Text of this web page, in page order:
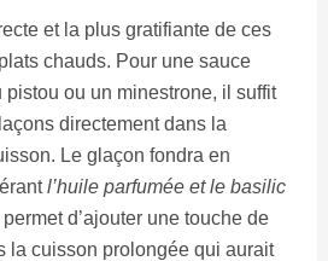
et la plus gratifiante de ces
chauds. Pour une sauce
ou un minestrone, il suffit
directement dans la
Le glaçon fondra en
l’huile parfumée et le basilic
d’ajouter une touche de
la cuisson prolongée qui aurait